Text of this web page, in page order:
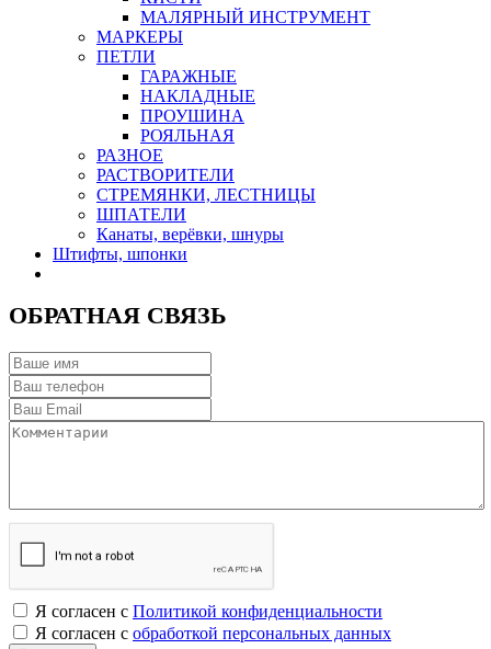
МАЛЯРНЫЙ ИНСТРУМЕНТ
МАРКЕРЫ
ПЕТЛИ
ГАРАЖНЫЕ
НАКЛАДНЫЕ
ПРОУШИНА
РОЯЛЬНАЯ
РАЗНОЕ
РАСТВОРИТЕЛИ
СТРЕМЯНКИ, ЛЕСТНИЦЫ
ШПАТЕЛИ
Канаты, верёвки, шнуры
Штифты, шпонки
ОБРАТНАЯ СВЯЗЬ
Я согласен с Политикой конфиденциальности
Я согласен с обработкой персональных данных